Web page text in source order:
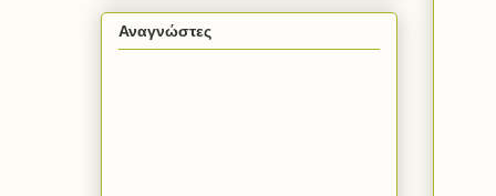
Αναγνώστες